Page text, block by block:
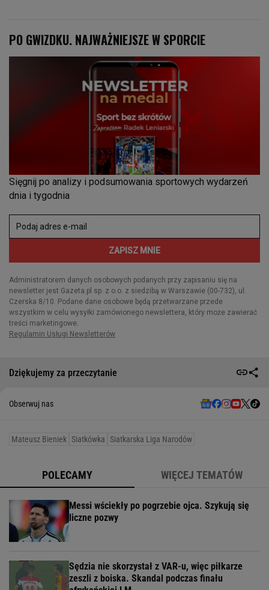
Dziękujemy za przeczytanie
Obserwuj nas
Mateusz Bieniek Siatkówka Siatkarska Liga Narodów
POLECAMY WIĘCEJ TEMATÓW
Messi wściekły po pogrzebie ojca. Szykują się
liczne pozwy
Sędzia nie skorzystał z VAR-u, więc piłkarze
zeszli z boiska. Skandal podczas finału